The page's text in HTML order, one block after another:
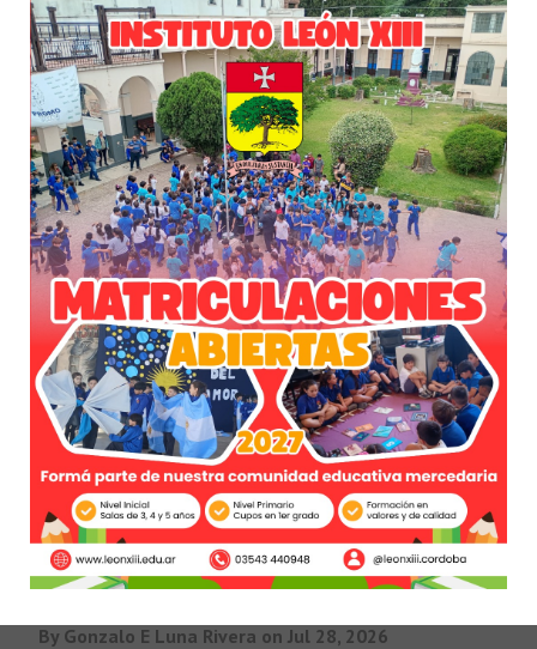
Web
Guardar mi nombre, correo electrónico y
sitio web en este navegador para la
próxima vez que haga un comentario.
Noticias por Categorías
Administrativas COMUNIDAD Deportivas
Pastoral Primario Secundario
Últimas Novedades
By Gonzalo E Luna Rivera on Jul 28, 2026